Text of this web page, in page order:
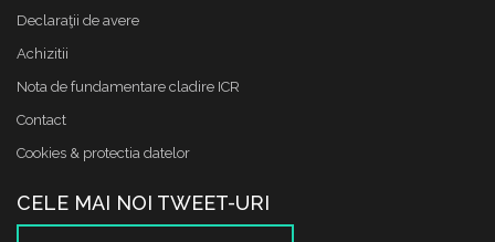
Declaraţii de avere
Achizitii
Nota de fundamentare cladire ICR
Contact
Cookies & protectia datelor
CELE MAI NOI TWEET-URI